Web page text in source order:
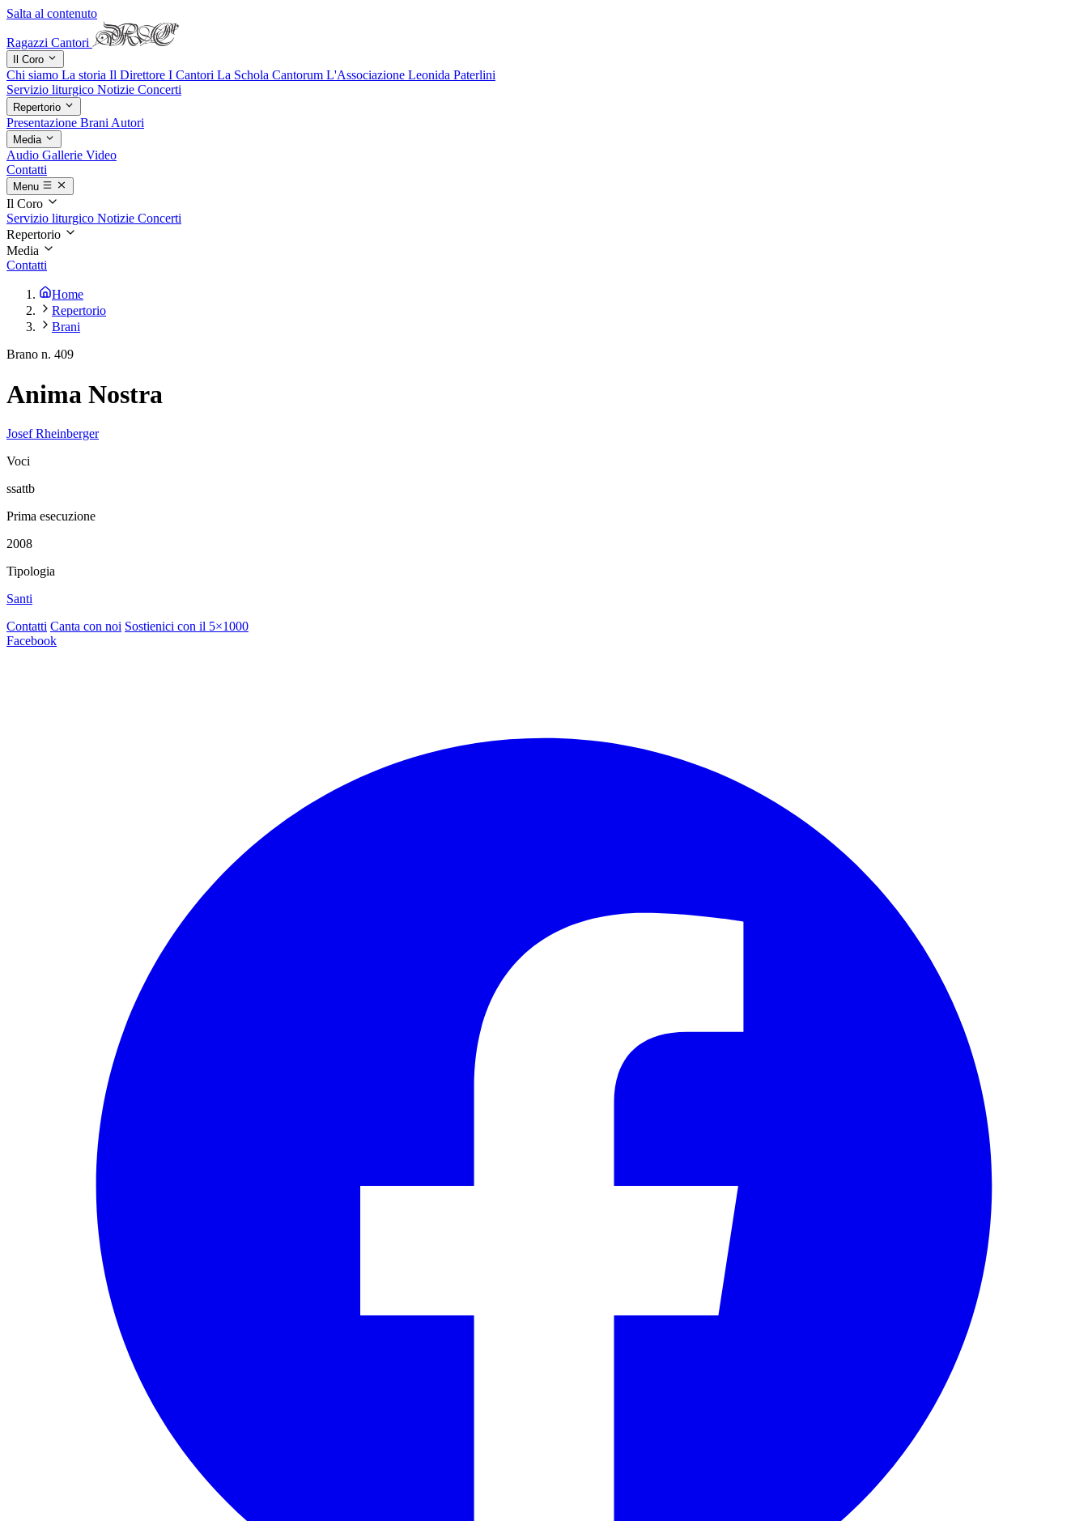
Salta al contenuto
Ragazzi Cantori
Il Coro
Chi siamo La storia Il Direttore I Cantori La Schola Cantorum L'Associazione Leonida Paterlini
Servizio liturgico Notizie Concerti
Repertorio
Presentazione Brani Autori
Media
Audio Gallerie Video
Contatti
Menu
Il Coro
Servizio liturgico Notizie Concerti
Repertorio
Media
Contatti
Home
Repertorio
Brani
Brano n. 409
Anima Nostra
Josef Rheinberger
Voci
ssattb
Prima esecuzione
2008
Tipologia
Santi
Contatti Canta con noi Sostienici con il 5×1000
Facebook